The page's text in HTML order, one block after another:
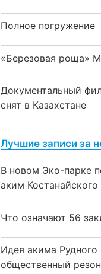
Полное погружение
«Березовая роща»
Документальный
снят в Казахстане
Лучшие записи за
В новом Эко-парке
аким
Что означают 56
Идея акима
общественный